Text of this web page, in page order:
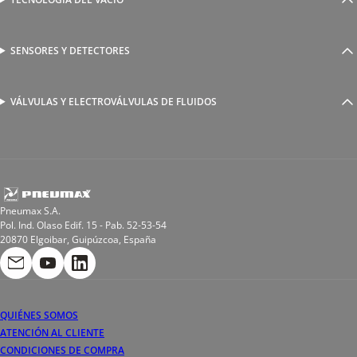
Reguladores de caudal
Racores para soldadura
Válvulas y electroválvulas
SENSORES Y DETECTORES
Detectores magnéticos
VÁLVULAS Y ELECTROVÁLVULAS DE FLUIDOS
Electroválvulas de acción directa
Bobinas
Pneumax S.A.
Pol. Ind. Olaso Edif. 15 - Pab. 52-53-54
20870 Elgoibar, Guipúzcoa, España
QUIÉNES SOMOS
ATENCIÓN AL CLIENTE
CONDICIONES DE COMPRA